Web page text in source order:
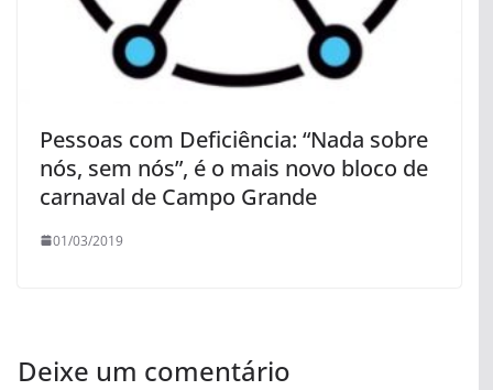
Pessoas com Deficiência: “Nada sobre
nós, sem nós”, é o mais novo bloco de
carnaval de Campo Grande
01/03/2019
Deixe um comentário